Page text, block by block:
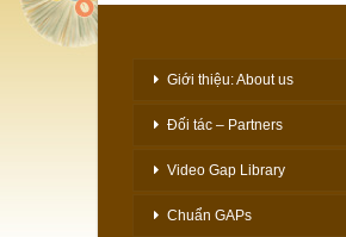
Giới thiệu: About us
Đối tác – Partners
Video Gap Library
Chuẩn GAPs